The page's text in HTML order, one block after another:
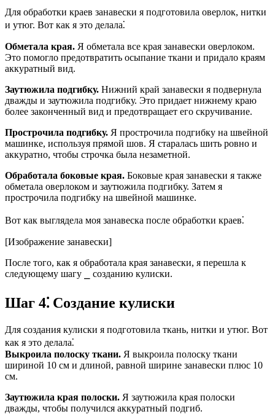
Для обработки краев занавески я подготовила оверлок, нитки
и утюг. Вот как я это делала⁚
Обметала края. Я обметала все края занавески оверлоком.
Это помогло предотвратить осыпание ткани и придало краям
аккуратный вид.
Заутюжила подгибку. Нижний край занавески я подвернула
дважды и заутюжила подгибку. Это придает нижнему краю
более законченный вид и предотвращает его скручивание.
Прострочила подгибку. Я прострочила подгибку на швейной
машинке, используя прямой шов. Я старалась шить ровно и
аккуратно, чтобы строчка была незаметной.
Обработала боковые края. Боковые края занавески я также
обметала оверлоком и заутюжила подгибку. Затем я
прострочила подгибку на швейной машинке.
Вот как выглядела моя занавеска после обработки краев⁚
[Изображение занавески]
После того, как я обработала края занавески, я перешла к
следующему шагу ⎯ созданию кулиски.
Шаг 4⁚ Создание кулиски
Для создания кулиски я подготовила ткань, нитки и утюг. Вот
как я это делала⁚
Выкроила полоску ткани. Я выкроила полоску ткани
шириной 10 см и длиной, равной ширине занавески плюс 10
см.
Заутюжила края полоски. Я заутюжила края полоски
дважды, чтобы получился аккуратный подгиб.